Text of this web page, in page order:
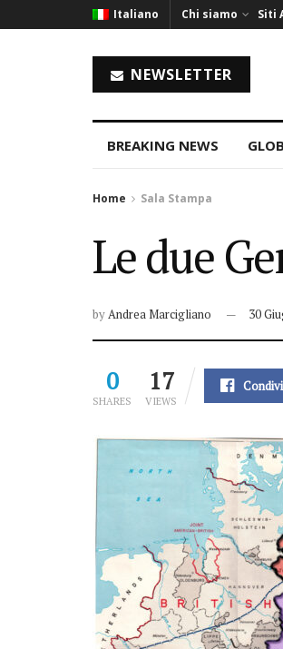
Italiano Chi siamo Siti
NEWSLETTER
BREAKING NEWS
Home Sala Stampa
Le due
byAndrea Marcigliano 30
0
SHARES
17
VIEWS